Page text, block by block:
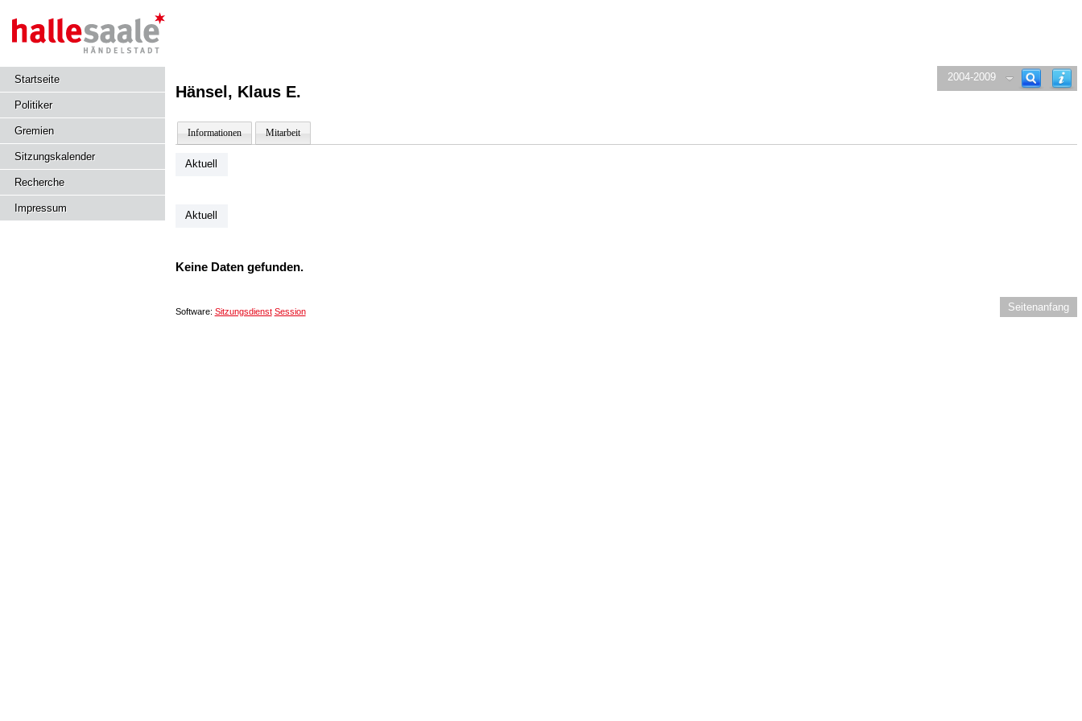
Startseite
Politiker
Gremien
Sitzungskalender
Recherche
Impressum
2004-2009
Hänsel, Klaus E.
Informationen Mitarbeit
Aktuell
Aktuell
Keine Daten gefunden.
Seitenanfang
Software: Sitzungsdienst Session